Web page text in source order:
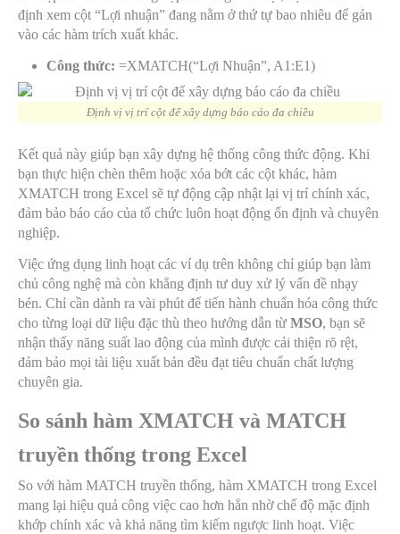
định xem cột “Lợi nhuận” đang nằm ở thứ tự bao nhiêu để gán
vào các hàm trích xuất khác.
Công thức: =XMATCH(“Lợi Nhuận”, A1:E1)
Định vị vị trí cột để xây dựng báo cáo đa chiều
Kết quả này giúp bạn xây dựng hệ thống công thức động. Khi
bạn thực hiện chèn thêm hoặc xóa bớt các cột khác, hàm
XMATCH trong Excel sẽ tự động cập nhật lại vị trí chính xác,
đảm bảo báo cáo của tổ chức luôn hoạt động ổn định và chuyên
nghiệp.
Việc ứng dụng linh hoạt các ví dụ trên không chỉ giúp bạn làm
chủ công nghệ mà còn khẳng định tư duy xử lý vấn đề nhạy
bén. Chỉ cần dành ra vài phút để tiến hành chuẩn hóa công thức
cho từng loại dữ liệu đặc thù theo hướng dẫn từ MSO, bạn sẽ
nhận thấy năng suất lao động của mình được cải thiện rõ rệt,
đảm bảo mọi tài liệu xuất bản đều đạt tiêu chuẩn chất lượng
chuyên gia.
So sánh hàm XMATCH và MATCH
truyền thống trong Excel
So với hàm MATCH truyền thống, hàm XMATCH trong Excel
mang lại hiệu quả công việc cao hơn hẳn nhờ chế độ mặc định
khớp chính xác và khả năng tìm kiếm ngược linh hoạt. Việc